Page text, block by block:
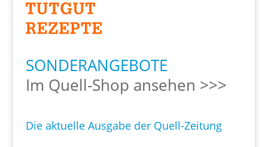
SONDERANGEBOTE
Im Quell-Shop ansehen >>>
Die aktuelle Ausgabe der Quell-Zeitung